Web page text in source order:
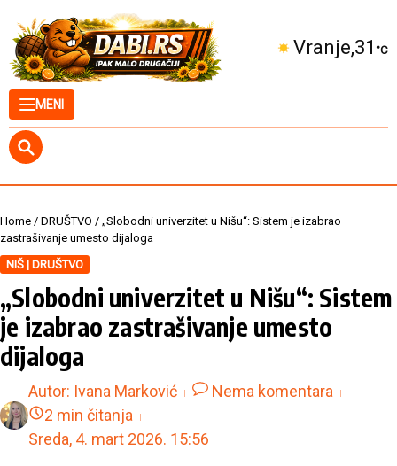
MENI
Kuršumlija 29 °C
Home / DRUŠTVO / „Slobodni univerzitet u Nišu“: Sistem je izabrao
zastrašivanje umesto dijaloga
NIŠ | DRUŠTVO
„Slobodni univerzitet u Nišu“: Sistem
je izabrao zastrašivanje umesto
dijaloga
Autor: Ivana Marković
Nema komentara
2 min čitanja
Sreda, 4. mart 2026. 15:56